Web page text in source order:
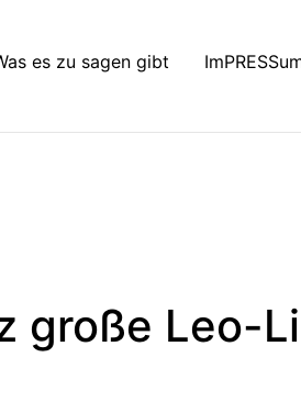
es zu sagen gibt
große Leo-